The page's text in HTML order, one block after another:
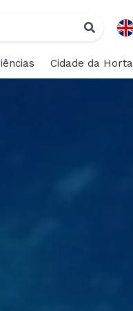
Cidade da Horta